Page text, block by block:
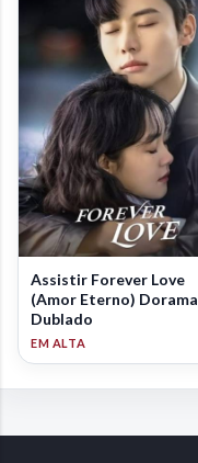
Assistir Forever Love
(Amor Eterno) Dorama
Dublado